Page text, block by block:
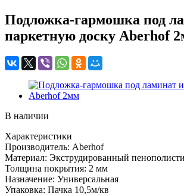
Подложка-гармошка под
паркетную доску Aberhof
В наличии
Характеристики
Производитель: Aberhof
Материал: Экструдированный
Толщина покрытия: 2 мм
Назначение: Универсальная
Упаковка: Пачка 10,5м/кв